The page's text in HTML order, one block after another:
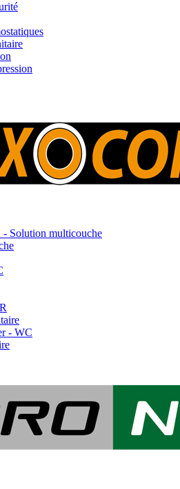
Solution multicouche
- WC